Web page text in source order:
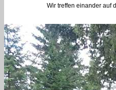
Wir treffen einander auf